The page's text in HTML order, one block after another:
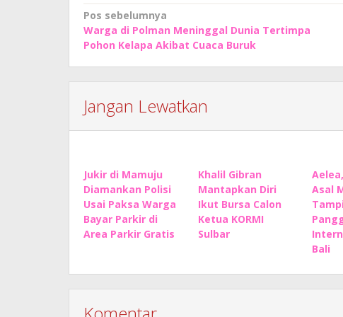
Navigasi
pos
Pos sebelumnya
Warga di Polman Meninggal Dunia Tertimpa
Pohon Kelapa Akibat Cuaca Buruk
Jangan Lewatkan
Jukir di Mamuju
Diamankan Polisi
Usai Paksa Warga
Bayar Parkir di
Area Parkir Gratis
Khalil Gibran
Mantapkan Diri
Ikut Bursa Calon
Ketua KORMI
Sulbar
Asal
Bali